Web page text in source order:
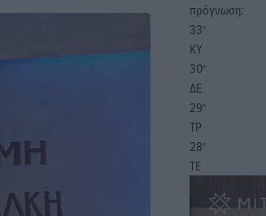
πρόγνωση:
33°
ΚΥ
30°
ΔΕ
29°
ΤΡ
28°
ΤΕ